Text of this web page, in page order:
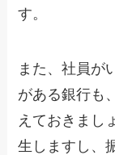
す。
また、社員が
がある銀行も
えておきまし
生しますし、